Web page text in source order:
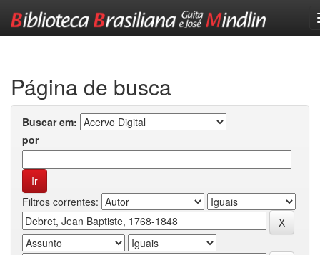
Página de busca
Buscar em:
por
Filtros correntes: